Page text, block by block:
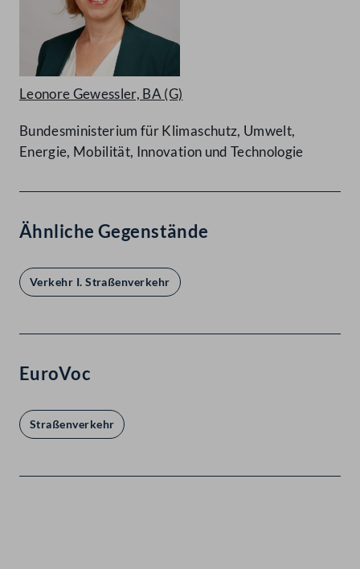
Leonore Gewessler, BA (G)
Bundesministerium für Klimaschutz, Umwelt,
Energie, Mobilität, Innovation und Technologie
Ähnliche Gegenstände
Verkehr I. Straßenverkehr
EuroVoc
Straßenverkehr